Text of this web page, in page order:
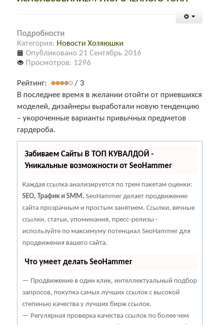
Подробности
Категория: Новости Хозяюшки
Опубликовано 21 Сентябрь 2016
Просмотров: 1296
Рейтинг:
/ 3
В последнее время в желании отойти от приевшихся
моделей, дизайнеры выработали новую тенденцию
– укороченные варианты привычных предметов
гардероба.
Забиваем Сайты В ТОП КУВАЛДОЙ -
Уникальные возможности от SeoHammer
Каждая ссылка анализируется по трем пакетам оценки:
SEO, Трафик и SMM. SeoHammer делает продвижение
сайта прозрачным и простым занятием. Ссылки, вечные
ссылки, статьи, упоминания, пресс-релизы -
используйте по максимуму потенциал SeoHammer для
продвижения вашего сайта.
Что умеет делать SeoHammer
— Продвижение в один клик, интеллектуальный подбор
запросов, покупка самых лучших ссылок с высокой
степенью качества у лучших бирж ссылок.
— Регулярная проверка качества ссылок по более чем